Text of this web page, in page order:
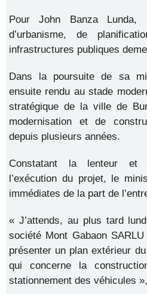
Pour John Banza
d’urbanisme, de
infrastructures publiques
Dans la poursuite de sa
ensuite rendu au stade
stratégique de la ville de
modernisation et de
depuis plusieurs années.
Constatant la lenteur et
l’exécution du projet, le
immédiates de la part de
« J’attends, au plus tard
société Mont Gabaon
présenter un plan extérieur
qui concerne la
stationnement des véhicules